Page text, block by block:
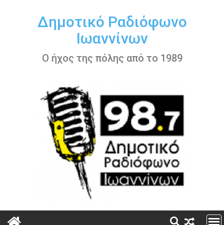
περιεχόμενοΔημοτικό Ραδιόφωνο
Ιωαννίνων
Ο ήχος της πόλης από το 1989